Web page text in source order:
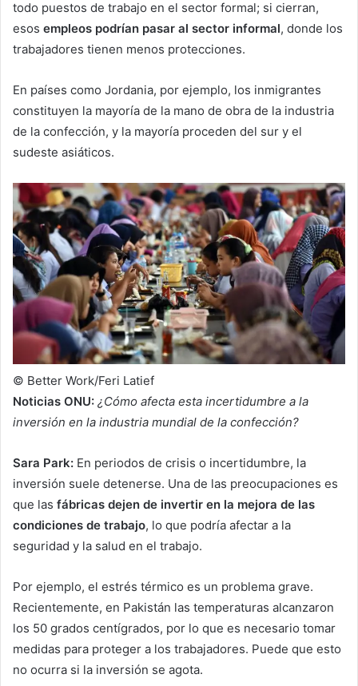
todo puestos de trabajo en el sector formal; si cierran,
esos empleos podrían pasar al sector informal, donde los
trabajadores tienen menos protecciones.
En países como Jordania, por ejemplo, los inmigrantes
constituyen la mayoría de la mano de obra de la industria
de la confección, y la mayoría proceden del sur y el
sudeste asiáticos.
© Better Work/Feri Latief
Noticias ONU: ¿Cómo afecta esta incertidumbre a la
inversión en la industria mundial de la confección?
Sara Park: En periodos de crisis o incertidumbre, la
inversión suele detenerse. Una de las preocupaciones es
que las fábricas dejen de invertir en la mejora de las
condiciones de trabajo, lo que podría afectar a la
seguridad y la salud en el trabajo.
Por ejemplo, el estrés térmico es un problema grave.
Recientemente, en Pakistán las temperaturas alcanzaron
los 50 grados centígrados, por lo que es necesario tomar
medidas para proteger a los trabajadores. Puede que esto
no ocurra si la inversión se agota.